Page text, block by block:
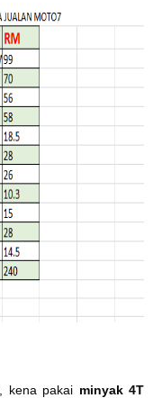
, kena pakai minyak 4T